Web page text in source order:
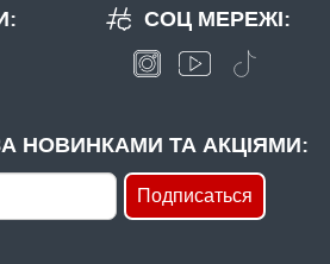
НОВИНКАМИ ТА АКЦІЯМИ:
Подписаться
СОЦ МЕРЕЖІ: